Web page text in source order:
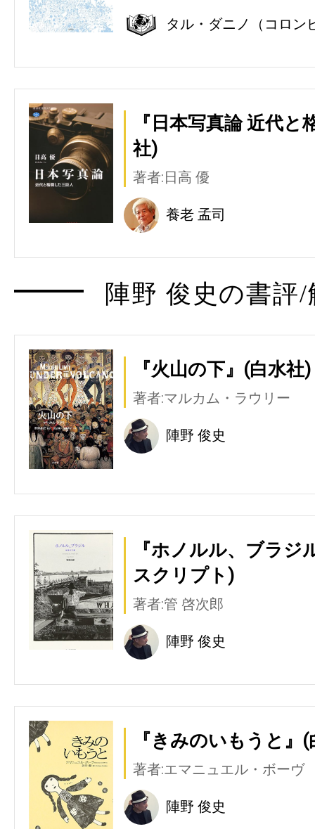
タル・ダニノ（コロン
『日本写真論 近代
社)
著者:日高 優
養老 孟司
陣野 俊史の書評
『火山の下』(白水社)
著者:マルカム・ラウリー
陣野 俊史
『ホノルル、ブラジ
スクリプト)
著者:管 啓次郎
陣野 俊史
『きみのいもうと』
著者:エマニュエル・ボーヴ
陣野 俊史